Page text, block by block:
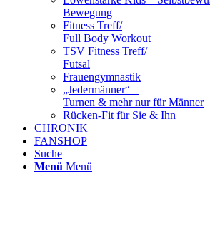
Bewegung
Fitness Treff/
Full Body Workout
TSV Fitness Treff/
Futsal
Frauengymnastik
„Jedermänner“ –
Turnen & mehr nur für Männer
Rücken-Fit für Sie & Ihn
CHRONIK
FANSHOP
Suche
Menü Menü